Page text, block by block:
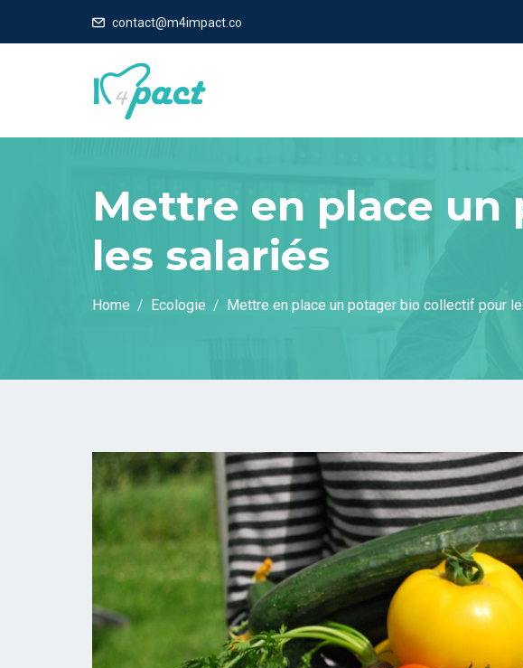
contact@m4impact.co
Mettre en place
les salariés
Home Ecologie Mettre en place un potager bio collectif pour